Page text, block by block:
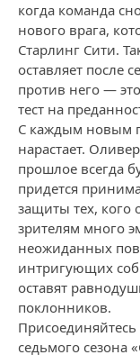
когда команда
нового врага,
Старлинг Сити.
оставляет после
против него —
тест на
С каждым новым
нарастает.
прошлое всегда
придется
защиты тех, кого
зрителям много
неожиданных
интригующих
оставят
поклонников.
Присоединяйтесь
седьмого сезона